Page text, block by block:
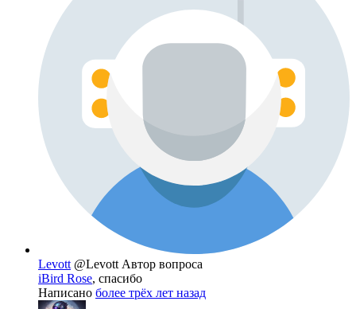
Levott @Levott Автор вопроса
iBird Rose, спасибо
Написано более трёх лет назад